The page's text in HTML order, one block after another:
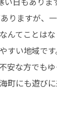
りますが、
んてことは
すい地域で
安な方でも
町にも遊びに